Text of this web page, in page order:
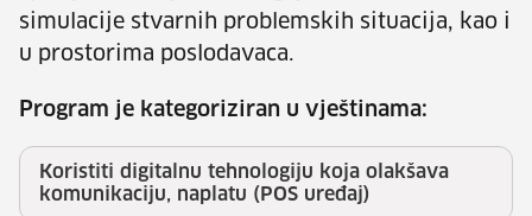
simulacije stvarnih problemskih situacija, kao i
u prostorima poslodavaca.
Program je kategoriziran u vještinama:
Koristiti digitalnu tehnologiju koja olakšava
komunikaciju, naplatu (POS uređaj)